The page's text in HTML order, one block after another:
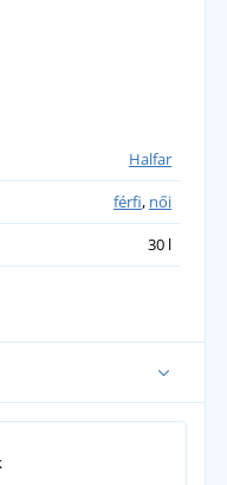
Halfar
férfi, női
30 l